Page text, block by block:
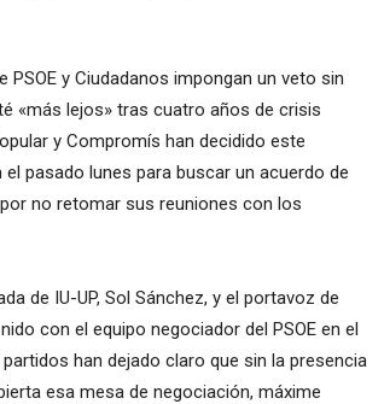
y Ciudadanos impongan un veto sin
«más lejos» tras cuatro años de crisis
y Compromís han decidido este
pasado lunes para buscar un acuerdo de
no retomar sus reuniones con los
de IU-UP, Sol Sánchez, y el portavoz de
con el equipo negociador del PSOE en el
han dejado claro que sin la presencia
esa mesa de negociación, máxime